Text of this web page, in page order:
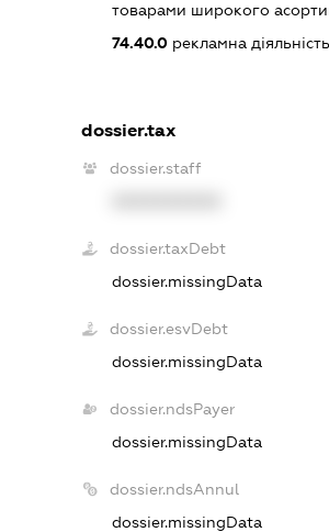
товарами широкого
74.40.0рекламна діяльність
dossier.tax
dossier.staff
dossier.taxDebt
dossier.missingData
dossier.esvDebt
dossier.missingData
dossier.ndsPayer
dossier.missingData
dossier.ndsAnnul
dossier.missingData